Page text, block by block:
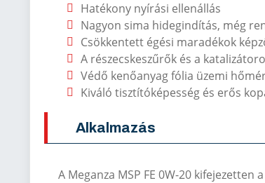
Hatékony nyírási ellenállás
Nagyon sima hidegindítás, még
Csökkentett égési maradékok
A részecskeszűrők és a
Védő kenőanyag fólia üzemi
Kiváló tisztítóképesség és erős
Alkalmazás
A Meganza MSP FE 0W-20